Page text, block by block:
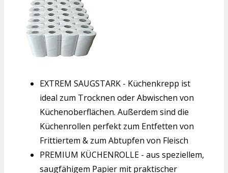
EXTREM SAUGSTARK - Küchenkrepp ist
ideal zum Trocknen oder Abwischen von
Küchenoberflächen. Außerdem sind die
Küchenrollen perfekt zum Entfetten von
Frittiertem & zum Abtupfen von Fleisch
PREMIUM KÜCHENROLLE - aus speziellem,
saugfähigem Papier mit praktischer